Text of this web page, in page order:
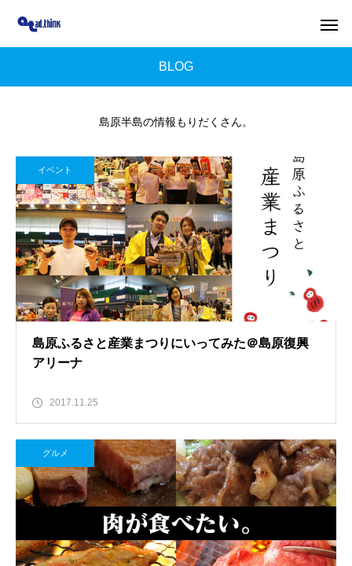
BLOG
島原半島の情報もりだくさん。
イベント
島原ふるさと産業まつりにいってみた＠島原復興
アリーナ
2017.11.25
グルメ